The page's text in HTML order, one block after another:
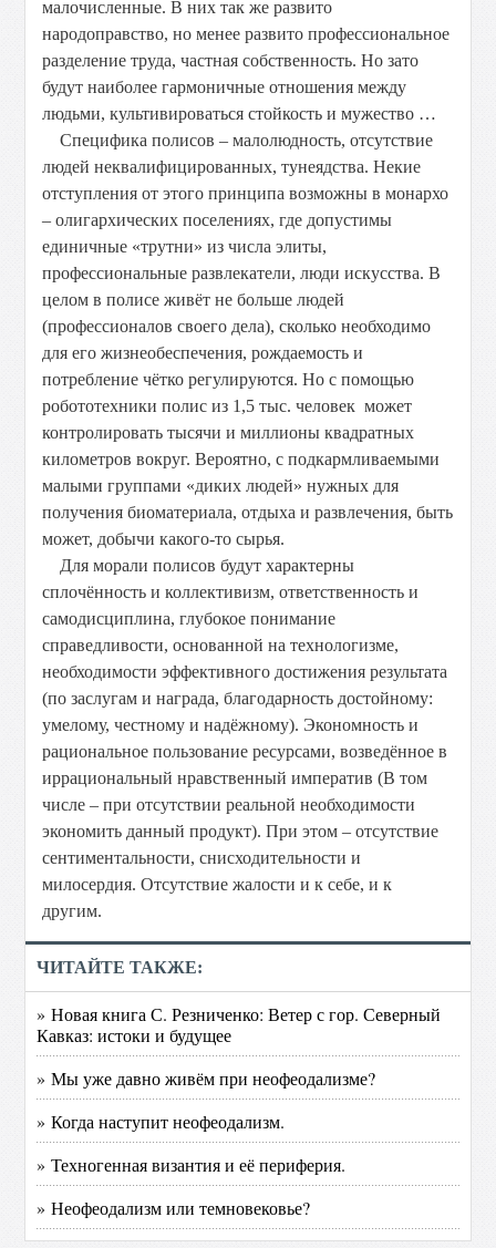
малочисленные. В них так же развито
народоправство, но менее развито профессиональное
разделение труда, частная собственность. Но зато
будут наиболее гармоничные отношения между
людьми, культивироваться стойкость и мужество …
Специфика полисов – малолюдность, отсутствие
людей неквалифицированных, тунеядства. Некие
отступления от этого принципа возможны в монархо
– олигархических поселениях, где допустимы
единичные «трутни» из числа элиты,
профессиональные развлекатели, люди искусства. В
целом в полисе живёт не больше людей
(профессионалов своего дела), сколько необходимо
для его жизнеобеспечения, рождаемость и
потребление чётко регулируются. Но с помощью
робототехники полис из 1,5 тыс. человек может
контролировать тысячи и миллионы квадратных
километров вокруг. Вероятно, с подкармливаемыми
малыми группами «диких людей» нужных для
получения биоматериала, отдыха и развлечения, быть
может, добычи какого-то сырья.
Для морали полисов будут характерны
сплочённость и коллективизм, ответственность и
самодисциплина, глубокое понимание
справедливости, основанной на технологизме,
необходимости эффективного достижения результата
(по заслугам и награда, благодарность достойному:
умелому, честному и надёжному). Экономность и
рациональное пользование ресурсами, возведённое в
иррациональный нравственный императив (В том
числе – при отсутствии реальной необходимости
экономить данный продукт). При этом – отсутствие
сентиментальности, снисходительности и
милосердия. Отсутствие жалости и к себе, и к
другим.
ЧИТАЙТЕ ТАКЖЕ:
» Новая книга С. Резниченко: Ветер с гор. Северный
Кавказ: истоки и будущее
» Мы уже давно живём при неофеодализме?
» Когда наступит неофеодализм.
» Техногенная византия и её периферия.
» Неофеодализм или темновековье?